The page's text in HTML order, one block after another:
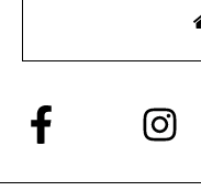
Folge
uns
auf
Folge
uns
auf